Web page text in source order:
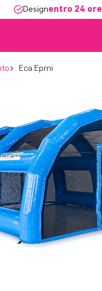
Designentro 24 ore
Eca Epmi